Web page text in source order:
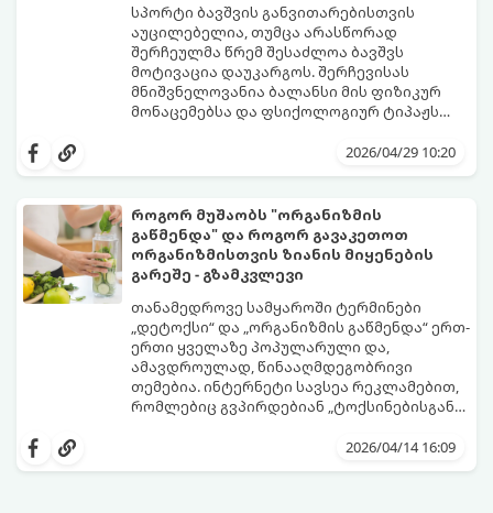
სპორტი ბავშვის განვითარებისთვის
აუცილებელია, თუმცა არასწორად
შერჩეულმა წრემ შესაძლოა ბავშვს
მოტივაცია დაუკარგოს. შერჩევისას
მნიშვნელოვანია ბალანსი მის ფიზიკურ
მონაცემებსა და ფსიქოლოგიურ ტიპაჟს
2026/04/29 10:20
როგორ მუშაობს "ორგანიზმის
გაწმენდა" და როგორ გავაკეთოთ
ორგანიზმისთვის ზიანის მიყენების
გარეშე - გზამკვლევი
თანამედროვე სამყაროში ტერმინები
„დეტოქსი“ და „ორგანიზმის გაწმენდა“ ერთ-
ერთი ყველაზე პოპულარული და,
ამავდროულად, წინააღმდეგობრივი
თემებია. ინტერნეტი სავსეა რეკლამებით,
რომლებიც გვპირდებიან „ტოქსინებისგან
წვენების ან მკაცრი დიეტების მეშვეობით.
2026/04/14 16:09